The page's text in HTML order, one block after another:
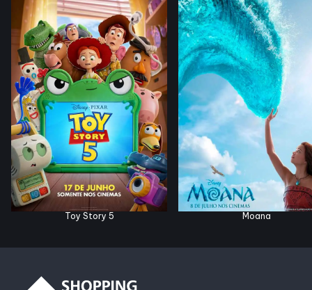
Horários
Entretenimento
Cinema
Eventos
Fique por dentro
Lojas
Toy Story 5 Moana